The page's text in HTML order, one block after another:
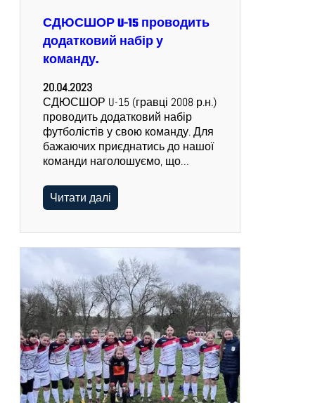
СДЮСШОР U-15 проводить
додатковий набір у
команду.
20.04.2023
СДЮСШОР U-15 (гравці 2008 р.н.)
проводить додатковий набір
футболістів у свою команду. Для
бажаючих приєднатись до нашої
команди наголошуємо, що…
Читати далі